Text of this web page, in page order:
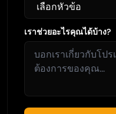
เราช่วยอะไรคุณได้บ้าง?